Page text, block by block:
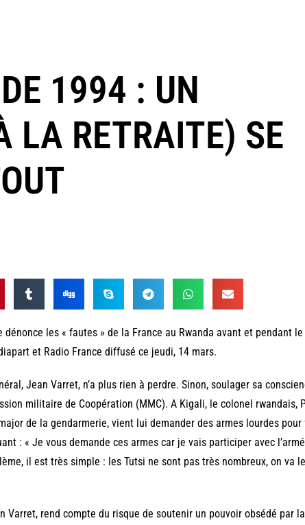
1994 : UN
LA RETRAITE) SE
les « fautes » de la France au Rwanda avant et pendant
et Radio France diffusé ce jeudi, 14 mars.
Jean Varret, n’a plus rien à perdre. Sinon, soulager sa
militaire de Coopération (MMC). A Kigali, le colonel rwandais,
de la gendarmerie, vient lui demander des armes lourdes pour
: « Je vous demande ces armes car je vais participer avec
il est très simple : les Tutsi ne sont pas très nombreux, on va
Varret, rend compte du risque de soutenir un pouvoir obsédé par